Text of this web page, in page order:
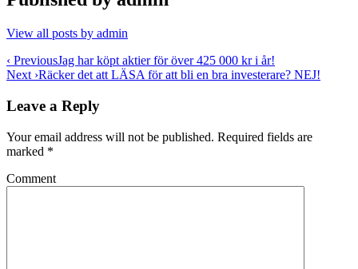
View all posts by admin
Post
navigation
‹ PreviousJag har köpt aktier för över 425 000 kr i år!
Next ›Räcker det att LÄSA för att bli en bra investerare? NEJ!
Leave a Reply
Your email address will not be published. Required fields are
marked *
Comment